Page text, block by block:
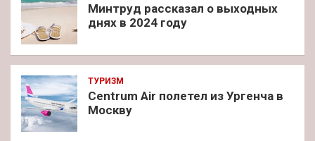
Минтруд рассказал о выходных
днях в 2024 году
ТУРИЗМ
Centrum Air полетел из Ургенча в
Москву